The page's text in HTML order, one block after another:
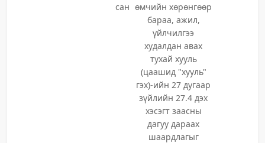
сан өмчийн хөрөнгөөр
бараа, ажил,
үйлчилгээ
худалдан авах
тухай хууль
(цаашид "хууль"
гэх)-ийн 27 дугаар
зүйлийн 27.4 дэх
хэсэгт заасны
дагуу дараах
шаардлагыг